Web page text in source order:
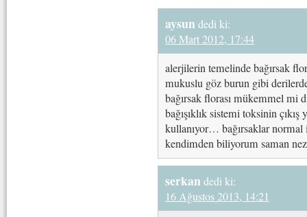
aysundedi ki:
06 Mart 2012, 17:44
alerjilerin temelinde bağırsak
mukuslu göz burun gibi
bağırsak florası mükemmel mi
bağışıklık sistemi toksinin
kullanıyor… bağırsaklar
kendimden biliyorum saman
serkandedi ki:
16 Ağustos 2013, 14:21